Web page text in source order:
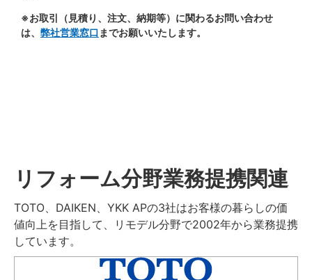
※お取引（見積り、注文、納期等）に関わるお問い合わせ
は、 弊社営業窓口 までお願いいたします。
リフォーム分野業務提携関連
TOTO、DAIKEN、YKK APの3社はお客様の暮らしの価
値向上を目指して、リモデル分野で2002年から業務提携
しています。